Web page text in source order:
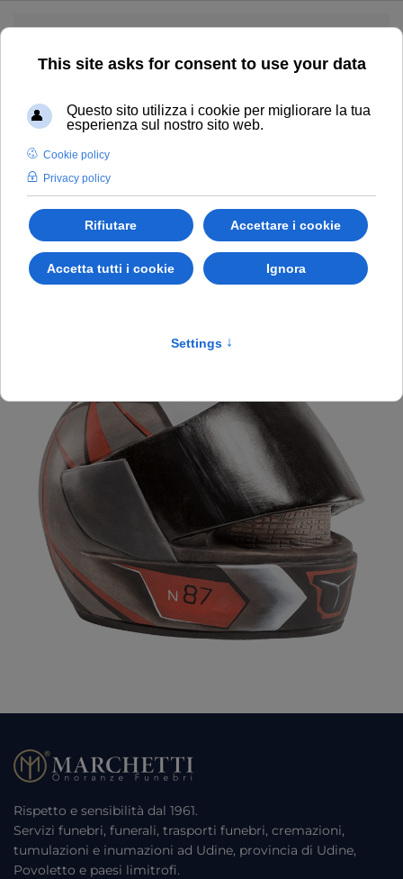
CHIAMACI
UDINE
PUBBLICATO INURNE CINERARIE.
Urna Helmet Color 2
Rispetto e sensibilità dal 1961.
Servizi funebri, funerali, trasporti funebri, cremazioni,
tumulazioni e inumazioni ad Udine, provincia di Udine,
Povoletto e paesi limitrofi.